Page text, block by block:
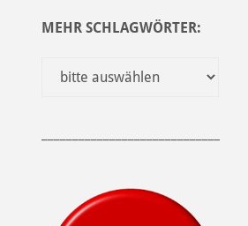
MEHR SCHLAGWÖRTER: